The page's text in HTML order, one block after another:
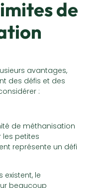
de
avantages,
des défis et des
:
de méthanisation
les petites
représente un défi
existent, le
beaucoup